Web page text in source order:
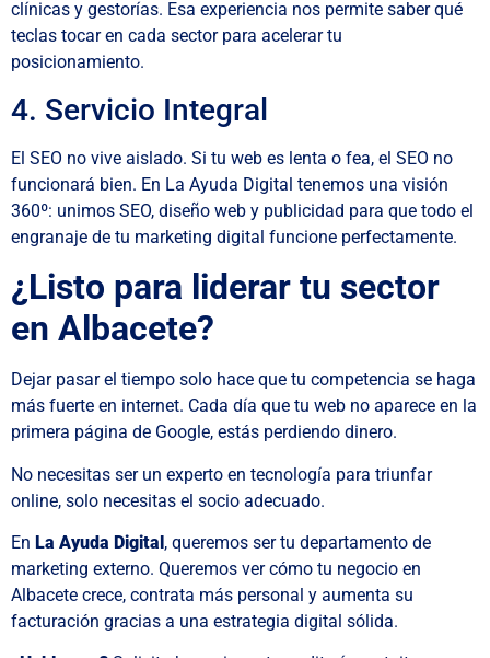
clínicas y gestorías. Esa experiencia nos permite saber qué
teclas tocar en cada sector para acelerar tu
posicionamiento.
4. Servicio Integral
El SEO no vive aislado. Si tu web es lenta o fea, el SEO no
funcionará bien. En La Ayuda Digital tenemos una visión
360º: unimos SEO, diseño web y publicidad para que todo el
engranaje de tu marketing digital funcione perfectamente.
¿Listo para liderar tu sector
en Albacete?
Dejar pasar el tiempo solo hace que tu competencia se haga
más fuerte en internet. Cada día que tu web no aparece en la
primera página de Google, estás perdiendo dinero.
No necesitas ser un experto en tecnología para triunfar
online, solo necesitas el socio adecuado.
En La Ayuda Digital, queremos ser tu departamento de
marketing externo. Queremos ver cómo tu negocio en
Albacete crece, contrata más personal y aumenta su
facturación gracias a una estrategia digital sólida.